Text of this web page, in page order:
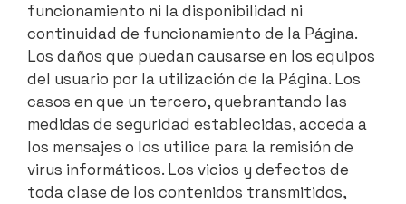
funcionamiento ni la disponibilidad ni
continuidad de funcionamiento de la Página.
Los daños que puedan causarse en los equipos
del usuario por la utilización de la Página. Los
casos en que un tercero, quebrantando las
medidas de seguridad establecidas, acceda a
los mensajes o los utilice para la remisión de
virus informáticos. Los vicios y defectos de
toda clase de los contenidos transmitidos,